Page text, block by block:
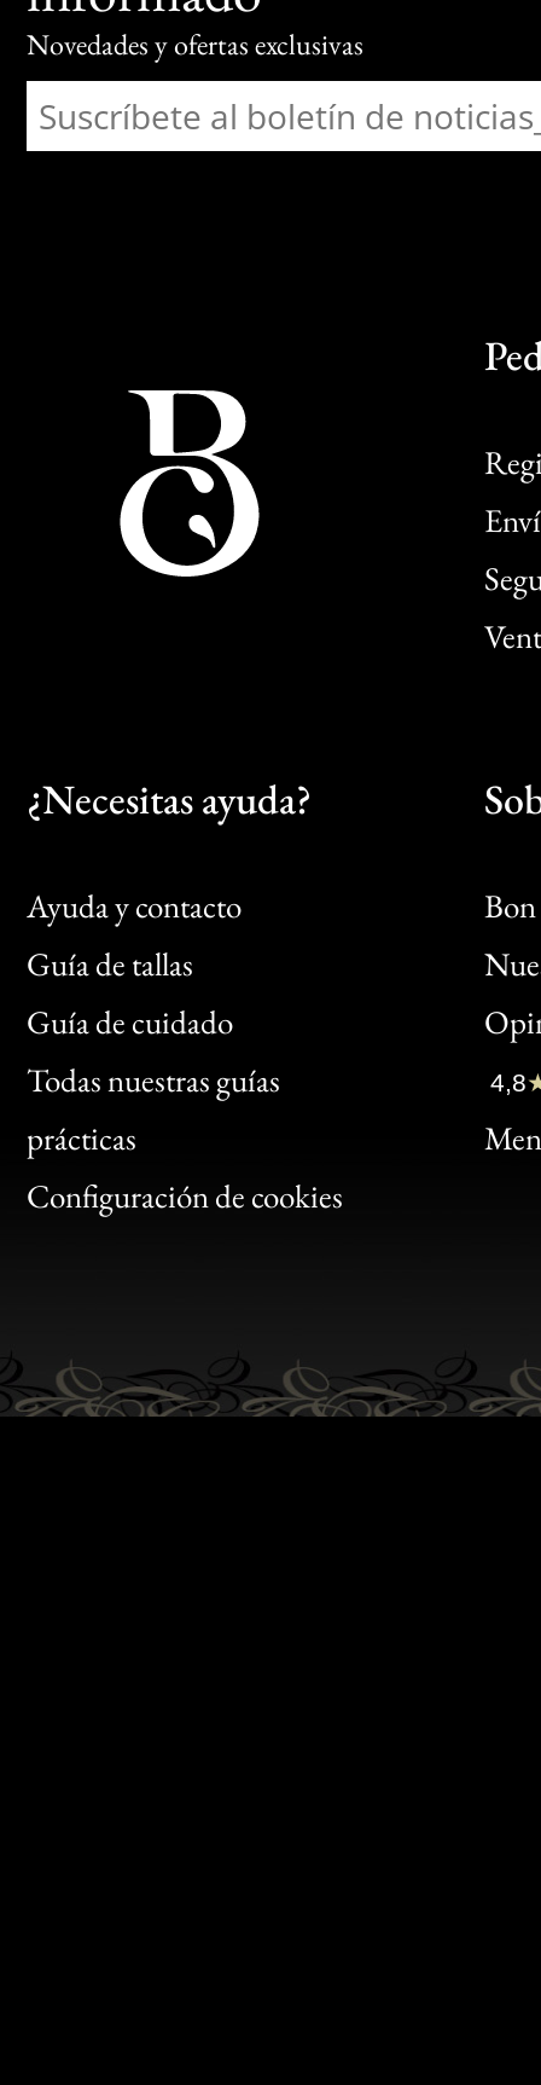
Novedades y ofertas exclusivas
¿Necesitas ayuda?
Ayuda y contacto
Guía de tallas
Guía de cuidado
Todas nuestras guías
prácticas
Configuración de cookies
Bon
Clic
Bon
4,8